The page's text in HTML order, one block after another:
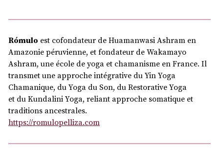
Rómulo est cofondateur de Huamanwasi Ashram en
Amazonie péruvienne, et fondateur de Wakamayo
Ashram, une école de yoga et chamanisme en France. Il
transmet une approche intégrative du Yin Yoga
Chamanique, du Yoga du Son, du Restorative Yoga
et du Kundalini Yoga, reliant approche somatique et
traditions ancestrales.
https://romulopelliza.com